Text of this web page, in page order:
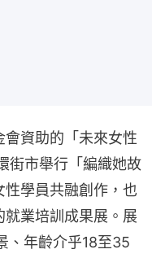
資助的「未來女性
街市舉行「編織她故
學員共融創作，也
業培訓成果展。展
、年齡介乎18至35